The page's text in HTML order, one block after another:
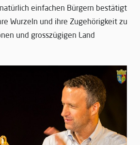
einfachen Bürgern bestätigt
Wurzeln und ihre Zugehörigkeit zu
und grosszügigen Land